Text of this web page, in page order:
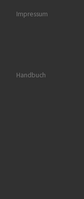
Impressum
Handbuch